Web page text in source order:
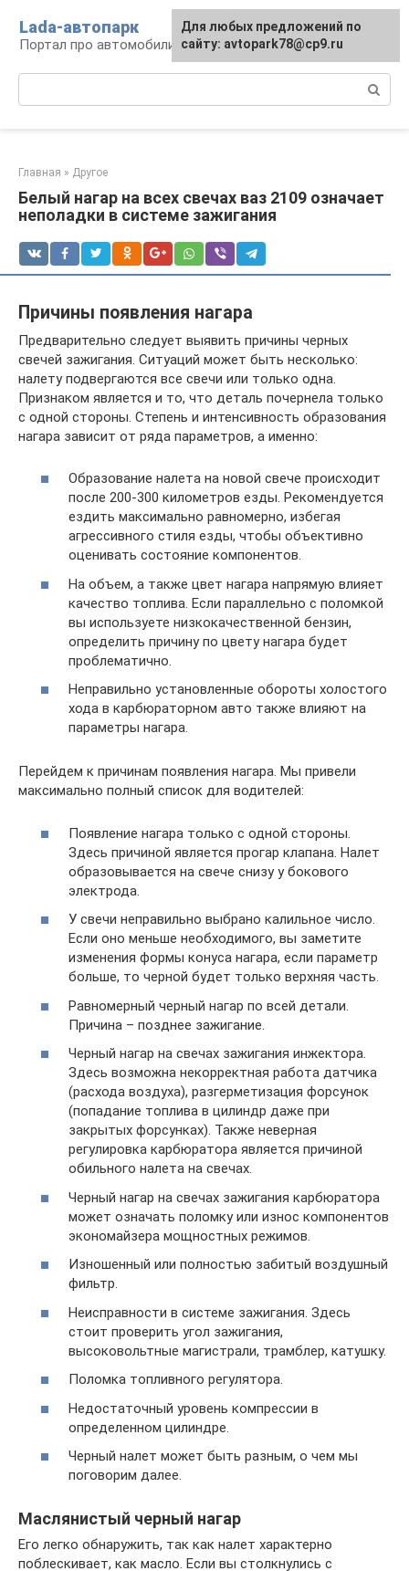
контенту
Lada-автопарк
Портал про автомобили Lada
Главная » Другое
Белый нагар на всех свечах ваз 2109 означает
неполадки в системе зажигания
Причины появления нагара
Предварительно следует выявить причины черных
свечей зажигания. Ситуаций может быть несколько:
налету подвергаются все свечи или только одна.
Признаком является и то, что деталь почернела только
с одной стороны. Степень и интенсивность образования
нагара зависит от ряда параметров, а именно:
Образование налета на новой свече происходит
после 200-300 километров езды. Рекомендуется
ездить максимально равномерно, избегая
агрессивного стиля езды, чтобы объективно
оценивать состояние компонентов.
На объем, а также цвет нагара напрямую влияет
качество топлива. Если параллельно с поломкой
вы используете низкокачественной бензин,
определить причину по цвету нагара будет
проблематично.
Неправильно установленные обороты холостого
хода в карбюраторном авто также влияют на
параметры нагара.
Перейдем к причинам появления нагара. Мы привели
максимально полный список для водителей:
Появление нагара только с одной стороны.
Здесь причиной является прогар клапана. Налет
образовывается на свече снизу у бокового
электрода.
У свечи неправильно выбрано калильное число.
Если оно меньше необходимого, вы заметите
изменения формы конуса нагара, если параметр
больше, то черной будет только верхняя часть.
Равномерный черный нагар по всей детали.
Причина – позднее зажигание.
Черный нагар на свечах зажигания инжектора.
Здесь возможна некорректная работа датчика
(расхода воздуха), разгерметизация форсунок
(попадание топлива в цилиндр даже при
закрытых форсунках). Также неверная
регулировка карбюратора является причиной
обильного налета на свечах.
Черный нагар на свечах зажигания карбюратора
может означать поломку или износ компонентов
экономайзера мощностных режимов.
Изношенный или полностью забитый воздушный
фильтр.
Неисправности в системе зажигания. Здесь
стоит проверить угол зажигания,
высоковольтные магистрали, трамблер, катушку.
Поломка топливного регулятора.
Недостаточный уровень компрессии в
определенном цилиндре.
Черный налет может быть разным, о чем мы
поговорим далее.
Маслянистый черный нагар
Его легко обнаружить, так как налет характерно
поблескивает, как масло. Если вы столкнулись с
Для любых предложений по
сайту: avtopark78@cp9.ru